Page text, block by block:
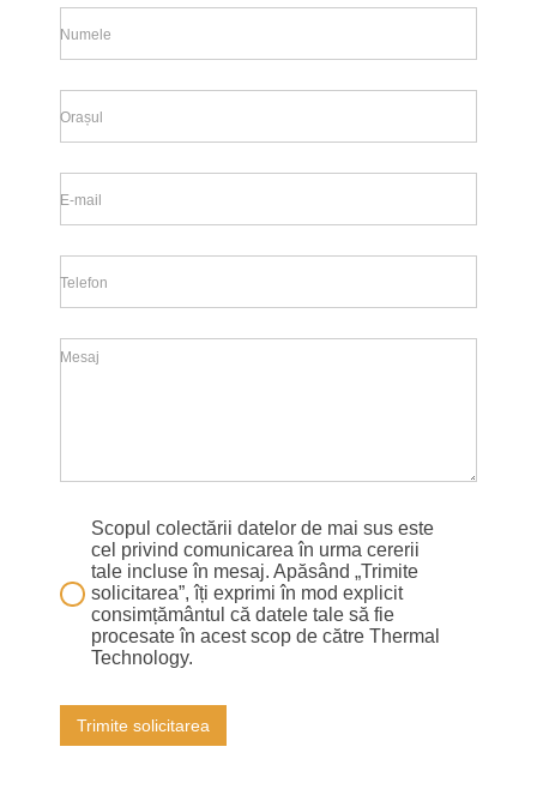
Numele
Orașul
E-mail
Telefon
Mesaj
Scopul colectării datelor de mai sus este
cel privind comunicarea în urma cererii
tale incluse în mesaj. Apăsând „Trimite
solicitarea”, îți exprimi în mod explicit
consimțământul că datele tale să fie
procesate în acest scop de către Thermal
Technology.
Trimite solicitarea